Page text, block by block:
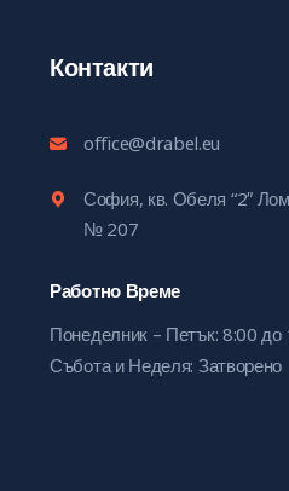
Контакти
office@drabel.eu
София, кв. Обеля “2″
№ 207
Работно Време
Понеделник – Петък: 8:00 до
Събота и Неделя: Затворено